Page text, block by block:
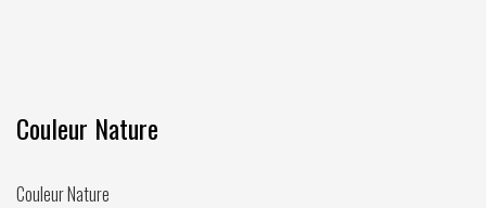
Couleur Nature
Couleur Nature